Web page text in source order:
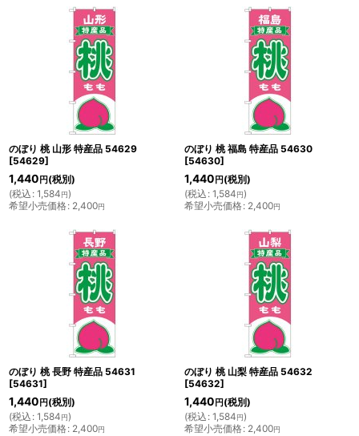
のぼり 桃 山形 特産品 54629
[54629]
1,440 円 (税別)
(税込 : 1,584円)
希望小売価格: 2,400円
のぼり 桃 福島 特産品 54630
[54630]
1,440 円 (税別)
(税込 : 1,584円)
希望小売価格: 2,400円
のぼり 桃 長野 特産品 54631
[54631]
1,440 円 (税別)
(税込 : 1,584円)
希望小売価格: 2,400円
のぼり 桃 山梨 特産品 54632
[54632]
1,440 円 (税別)
(税込 : 1,584円)
希望小売価格: 2,400円